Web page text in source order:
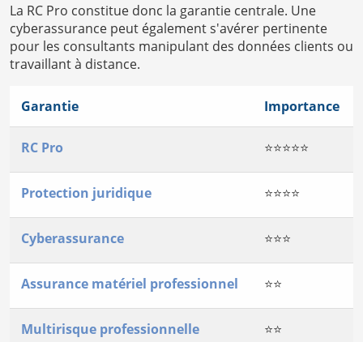
La RC Pro constitue donc la garantie centrale. Une
cyberassurance peut également s'avérer pertinente
pour les consultants manipulant des données clients ou
travaillant à distance.
Garantie Importance
RC Pro ⭐⭐⭐⭐⭐
Protection juridique ⭐⭐⭐⭐
Cyberassurance ⭐⭐⭐
Assurance matériel professionnel ⭐⭐
Multirisque professionnelle ⭐⭐